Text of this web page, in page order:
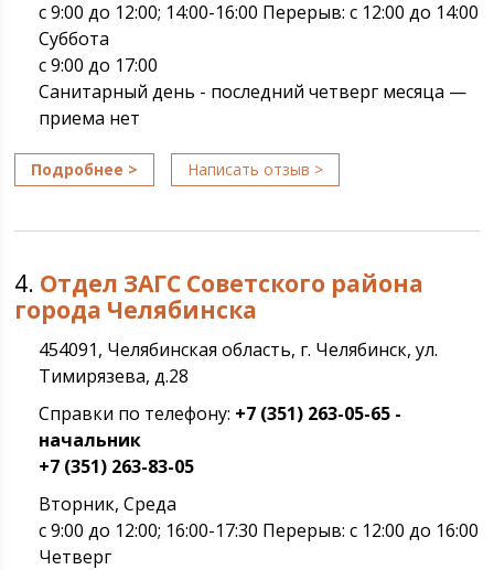
с 9:00 до 12:00; 14:00-16:00 Перерыв: с 12:00 до 14:00
Суббота
с 9:00 до 17:00
Санитарный день - последний четверг месяца —
приема нет
Подробнее > Написать отзыв >
4. Отдел ЗАГС Советского района
города Челябинска
454091, Челябинская область, г. Челябинск, ул.
Тимирязева, д.28
Справки по телефону: +7 (351) 263-05-65 -
начальник
+7 (351) 263-83-05
Вторник, Среда
с 9:00 до 12:00; 16:00-17:30 Перерыв: с 12:00 до 16:00
Четверг